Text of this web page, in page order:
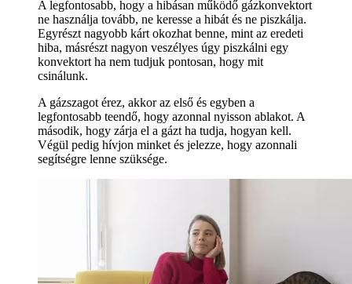
A legfontosabb, hogy a hibásan működő gázkonvektort
ne használja tovább, ne keresse a hibát és ne piszkálja.
Egyrészt nagyobb kárt okozhat benne, mint az eredeti
hiba, másrészt nagyon veszélyes úgy piszkálni egy
konvektort ha nem tudjuk pontosan, hogy mit
csinálunk.
A gázszagot érez, akkor az első és egyben a
legfontosabb teendő, hogy azonnal nyisson ablakot. A
második, hogy zárja el a gázt ha tudja, hogyan kell.
Végül pedig hívjon minket és jelezze, hogy azonnali
segítségre lenne szüksége.